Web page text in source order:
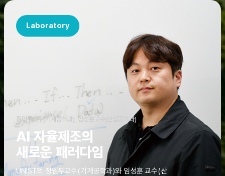
Laboratory
정임두교수(기계공학과), 임성훈교수(산업공학과)
AI 자율제조의
새로운 패러다임
UNIST의 정임두교수(기계공학과)와 임성훈 교수(산